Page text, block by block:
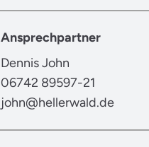
Ansprechpartner
Dennis John
06742 89597-21
john@hellerwald.de